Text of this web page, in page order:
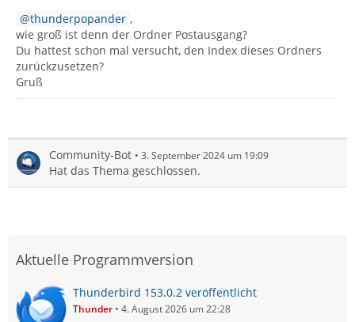
thunderpopander ,
wie groß ist denn der Ordner Postausgang?
Du hattest schon mal versucht, den Index dieses Ordners
zurückzusetzen?
Gruß
Community-Bot 3. September 2024 um 19:09
Hat das Thema geschlossen.
Aktuelle Programmversion
Thunderbird 153.0.2 veröffentlicht
Thunder 4. August 2026 um 22:28